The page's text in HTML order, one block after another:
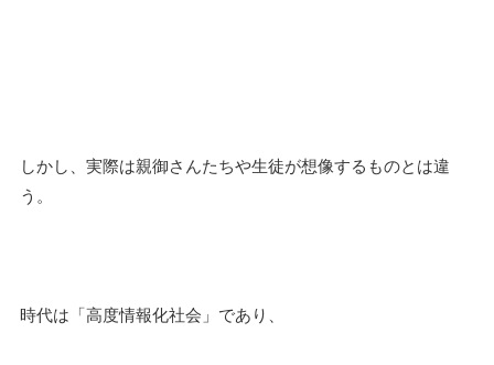
しかし、実際は親御さんたちや生徒が想像するものとは違
う。
時代は「高度情報化社会」であり、